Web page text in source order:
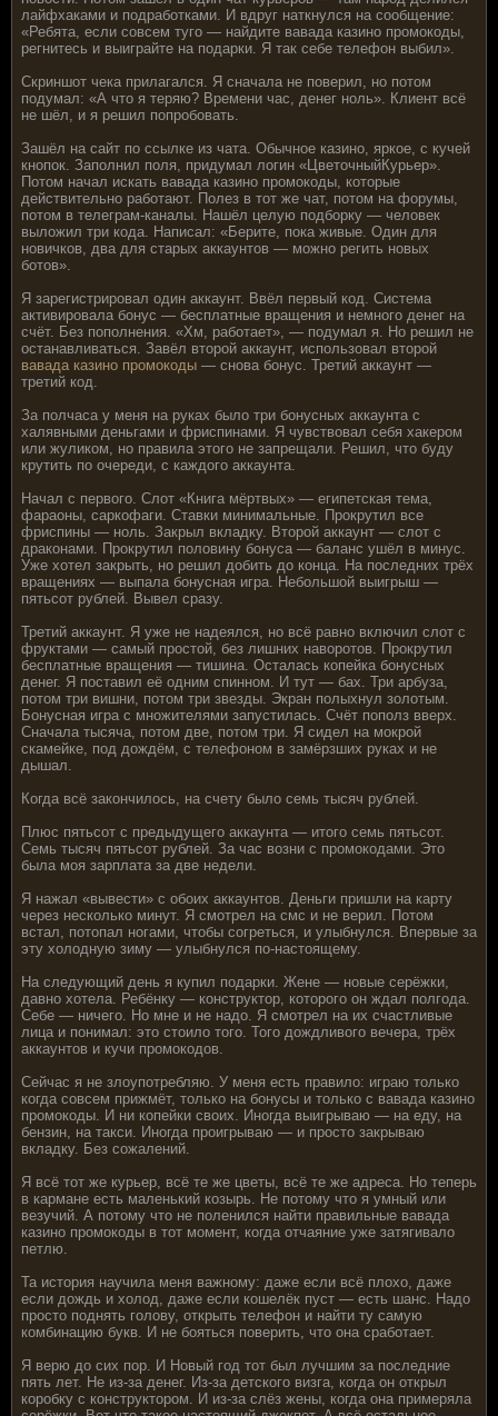
лайфхаками и подработками. И вдруг наткнулся на сообщение:
«Ребята, если совсем туго — найдите вавада казино промокоды,
регнитесь и выиграйте на подарки. Я так себе телефон выбил».
Скриншот чека прилагался. Я сначала не поверил, но потом
подумал: «А что я теряю? Времени час, денег ноль». Клиент всё
не шёл, и я решил попробовать.
Зашёл на сайт по ссылке из чата. Обычное казино, яркое, с кучей
кнопок. Заполнил поля, придумал логин «ЦветочныйКурьер».
Потом начал искать вавада казино промокоды, которые
действительно работают. Полез в тот же чат, потом на форумы,
потом в телеграм-каналы. Нашёл целую подборку — человек
выложил три кода. Написал: «Берите, пока живые. Один для
новичков, два для старых аккаунтов — можно регить новых
ботов».
Я зарегистрировал один аккаунт. Ввёл первый код. Система
активировала бонус — бесплатные вращения и немного денег на
счёт. Без пополнения. «Хм, работает», — подумал я. Но решил не
останавливаться. Завёл второй аккаунт, использовал второй
вавада казино промокоды — снова бонус. Третий аккаунт —
третий код.
За полчаса у меня на руках было три бонусных аккаунта с
халявными деньгами и фриспинами. Я чувствовал себя хакером
или жуликом, но правила этого не запрещали. Решил, что буду
крутить по очереди, с каждого аккаунта.
Начал с первого. Слот «Книга мёртвых» — египетская тема,
фараоны, саркофаги. Ставки минимальные. Прокрутил все
фриспины — ноль. Закрыл вкладку. Второй аккаунт — слот с
драконами. Прокрутил половину бонуса — баланс ушёл в минус.
Уже хотел закрыть, но решил добить до конца. На последних трёх
вращениях — выпала бонусная игра. Небольшой выигрыш —
пятьсот рублей. Вывел сразу.
Третий аккаунт. Я уже не надеялся, но всё равно включил слот с
фруктами — самый простой, без лишних наворотов. Прокрутил
бесплатные вращения — тишина. Осталась копейка бонусных
денег. Я поставил её одним спинном. И тут — бах. Три арбуза,
потом три вишни, потом три звезды. Экран полыхнул золотым.
Бонусная игра с множителями запустилась. Счёт пополз вверх.
Сначала тысяча, потом две, потом три. Я сидел на мокрой
скамейке, под дождём, с телефоном в замёрзших руках и не
дышал.
Когда всё закончилось, на счету было семь тысяч рублей.
Плюс пятьсот с предыдущего аккаунта — итого семь пятьсот.
Семь тысяч пятьсот рублей. За час возни с промокодами. Это
была моя зарплата за две недели.
Я нажал «вывести» с обоих аккаунтов. Деньги пришли на карту
через несколько минут. Я смотрел на смс и не верил. Потом
встал, потопал ногами, чтобы согреться, и улыбнулся. Впервые за
эту холодную зиму — улыбнулся по-настоящему.
На следующий день я купил подарки. Жене — новые серёжки,
давно хотела. Ребёнку — конструктор, которого он ждал полгода.
Себе — ничего. Но мне и не надо. Я смотрел на их счастливые
лица и понимал: это стоило того. Того дождливого вечера, трёх
аккаунтов и кучи промокодов.
Сейчас я не злоупотребляю. У меня есть правило: играю только
когда совсем прижмёт, только на бонусы и только с вавада казино
промокоды. И ни копейки своих. Иногда выигрываю — на еду, на
бензин, на такси. Иногда проигрываю — и просто закрываю
вкладку. Без сожалений.
Я всё тот же курьер, всё те же цветы, всё те же адреса. Но теперь
в кармане есть маленький козырь. Не потому что я умный или
везучий. А потому что не поленился найти правильные вавада
казино промокоды в тот момент, когда отчаяние уже затягивало
петлю.
Та история научила меня важному: даже если всё плохо, даже
если дождь и холод, даже если кошелёк пуст — есть шанс. Надо
просто поднять голову, открыть телефон и найти ту самую
комбинацию букв. И не бояться поверить, что она сработает.
Я верю до сих пор. И Новый год тот был лучшим за последние
пять лет. Не из-за денег. Из-за детского визга, когда он открыл
коробку с конструктором. И из-за слёз жены, когда она примеряла